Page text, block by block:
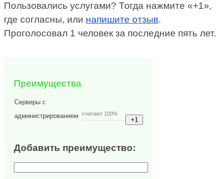
Пользовались услугами? Тогда нажмите «+1»,
где согласны, или напишите отзыв.
Проголосовал 1 человек за последние пять лет.
Преимущества
Серверы с
администрированием
считают 100%
Добавить преимущество: